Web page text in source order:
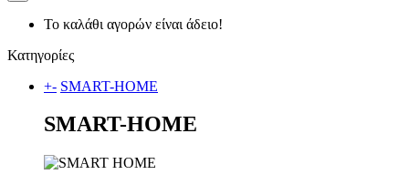
Το καλάθι αγορών είναι άδειο!
Κατηγορίες
+- SMART-HOME
SMART-HOME